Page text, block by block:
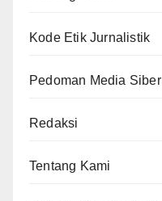
Kode Etik Jurnalistik
Pedoman Media Siber
Redaksi
Tentang Kami